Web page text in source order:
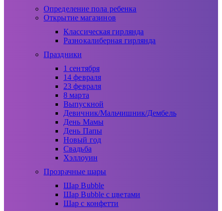
Определение пола ребенка
Открытие магазинов
Классическая гирлянда
Разнокалиберная гирлянда
Праздники
1 сентября
14 февраля
23 февраля
8 марта
Выпускной
Девичник/Мальчишник/Дембель
День Мамы
День Папы
Новый год
Свадьба
Хэллоуин
Прозрачные шары
Шар Bubble
Шар Bubble с цветами
Шар с конфетти